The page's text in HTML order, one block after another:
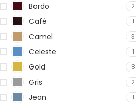
Bordo 2
Café 1
Camel 3
Celeste 1
Gold 8
Gris 2
Jean 1